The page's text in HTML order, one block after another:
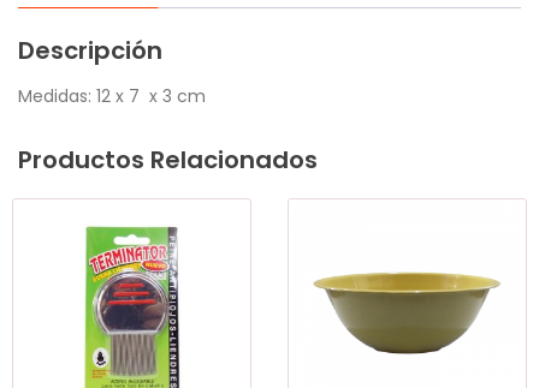
Descripción
Medidas: 12 x 7 x 3 cm
Productos Relacionados